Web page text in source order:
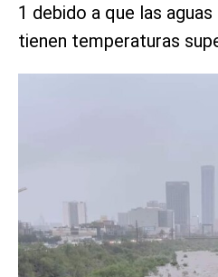
1 debido a que las
tienen temperaturas